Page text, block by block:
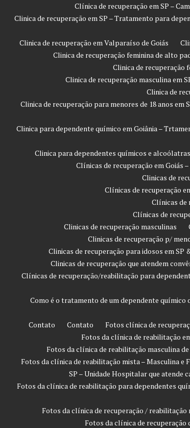
Clínica de recuperação em SP –
Clinica de recuperação em SP – Tratamento para
Clinica de recuperação em Valparaíso de Goiás
Clinica de recuperação feminina de alto
Clinica de recuperação
Clinica de recuperação masculina em
Clinica de
Clinica de recuperação para menores de 18 anos em
Clinica para dependente químico em Goiânia –
Clinica para dependentes químicos e
Clínicas de recuperação em Goiás
Clinicas de
Clínicas de recuperação
Clínicas de
Clínicas de
Clinicas de recuperação masculinas
Clinicas de recuperação p/
Clinicas de recuperação para idosos em SP
Clinicas de recuperação que atendem
Clínicas de recuperação/reabilitação para
Como é o tratamento de um dependente químico
Contato
Contato
Fotos clínica de
Fotos da clínica de reabilitação
Fotos da clínica de reabilitação masculina de
Fotos da clínica de reabilitação mista – Masculina e
SP – Unidade Hospitalar que atende
Fotos da clínica de reabilitação para dependentes
Fotos da clínica de recuperação / reabilitação
Fotos da clínica de recuperação